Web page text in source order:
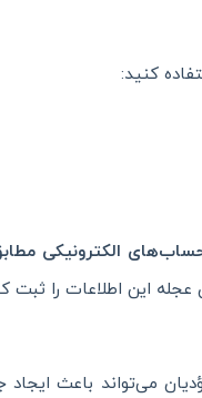
کنید:
الکترونیکی
این اطلاعات را ثبت
می‌تواند باعث ایجاد